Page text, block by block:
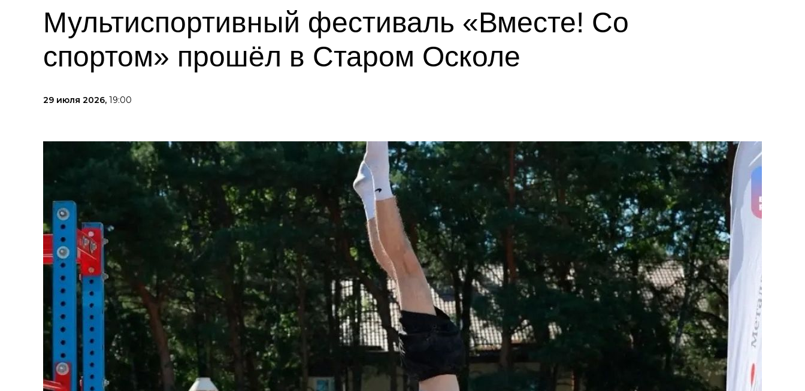
Мультиспортивный фестиваль «Вместе! Со
спортом» прошёл в Старом Осколе
29 июля 2026, 19:00